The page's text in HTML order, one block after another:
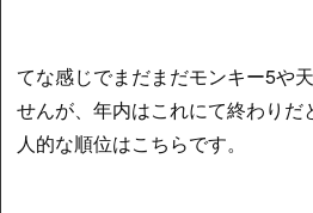
てな感じでまだまだモンキー5や
せんが、年内はこれにて終わりだ
人的な順位はこちらです。